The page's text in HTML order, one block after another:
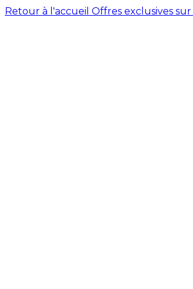
Retour à l'accueil Offres exclusives sur